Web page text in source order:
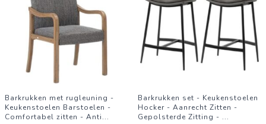
Barkrukken met rugleuning -
Keukenstoelen Barstoelen -
Comfortabel zitten - Anti...
Barkrukken set - Keukenstoelen
Hocker - Aanrecht Zitten -
Gepolsterde Zitting - ...